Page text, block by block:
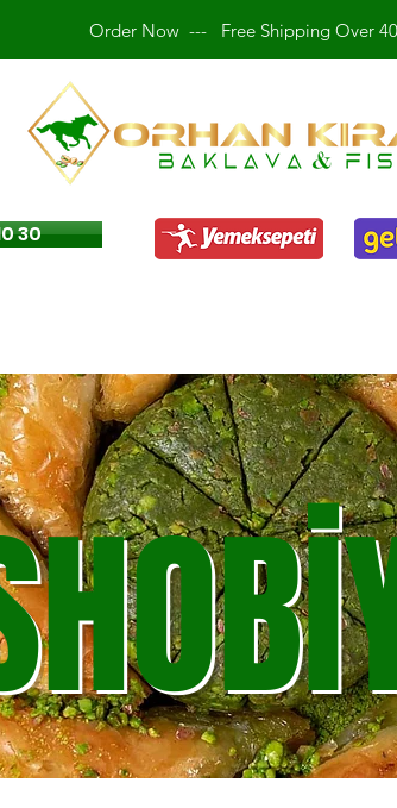
Order Now --- Free Shipping Over
30